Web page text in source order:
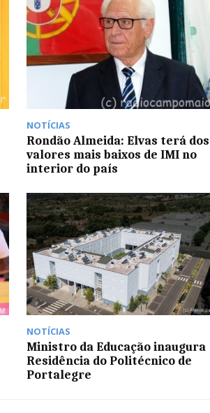
NOTÍCIAS
Rondão Almeida: Elvas terá dos
valores mais baixos de IMI no
interior do país
NOTÍCIAS
Ministro da Educação inaugura
Residência do Politécnico de
Portalegre